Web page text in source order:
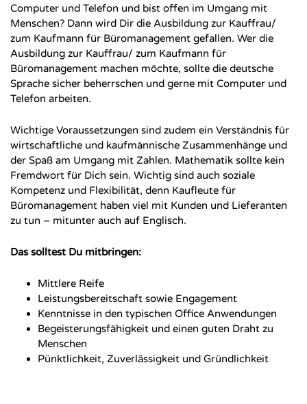
Computer und Telefon und bist offen im Umgang mit
Menschen? Dann wird Dir die Ausbildung zur Kauffrau/
zum Kaufmann für Büromanagement gefallen. Wer die
Ausbildung zur Kauffrau/ zum Kaufmann für
Büromanagement machen möchte, sollte die deutsche
Sprache sicher beherrschen und gerne mit Computer und
Telefon arbeiten.
Wichtige Voraussetzungen sind zudem ein Verständnis für
wirtschaftliche und kaufmännische Zusammenhänge und
der Spaß am Umgang mit Zahlen. Mathematik sollte kein
Fremdwort für Dich sein. Wichtig sind auch soziale
Kompetenz und Flexibilität, denn Kaufleute für
Büromanagement haben viel mit Kunden und Lieferanten
zu tun – mitunter auch auf Englisch.
Das solltest Du mitbringen:
Mittlere Reife
Leistungsbereitschaft sowie Engagement
Kenntnisse in den typischen Office Anwendungen
Begeisterungsfähigkeit und einen guten Draht zu
Menschen
Pünktlichkeit, Zuverlässigkeit und Gründlichkeit